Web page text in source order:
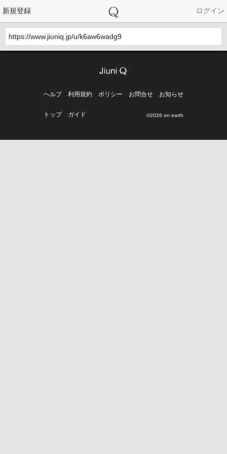
新規登録 ログイン
https://www.jiuniq.jp/u/k6aw6wadg9
ヘルプ 利用規約 ポリシー お問合せ お知らせ
トップ ガイド ©2026 on earth